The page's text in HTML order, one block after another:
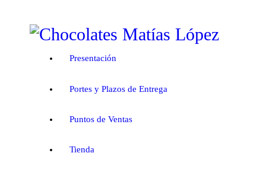
Presentación
Portes y Plazos de Entrega
Puntos de Ventas
Tienda
PORTES Y PLAZOS DE
PUNTOS DE VENTAS
TIENDA
CATA DE LOS